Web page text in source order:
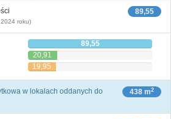
89,55
roku)
89,55
20,91
19,95
438 m2
w lokalach oddanych do